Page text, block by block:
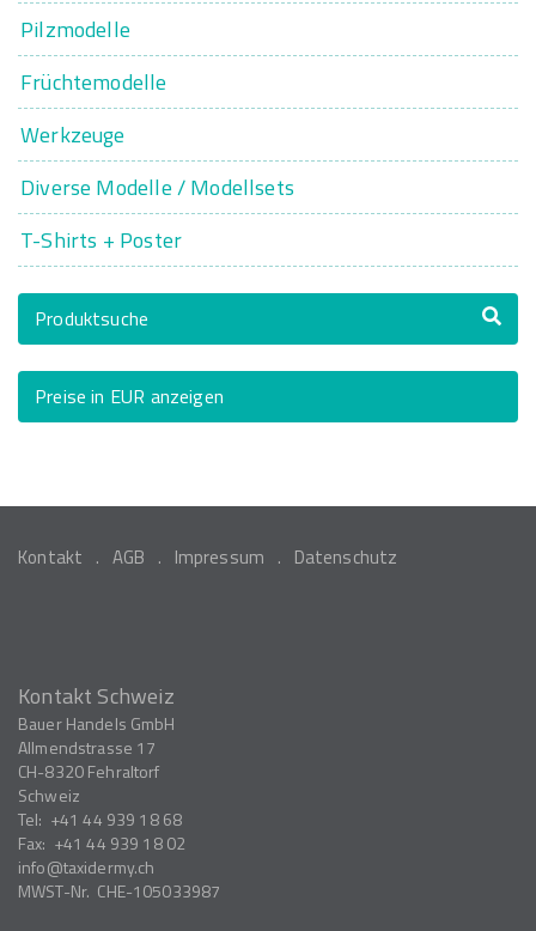
Pilzmodelle
Früchtemodelle
Werkzeuge
Diverse Modelle / Modellsets
T-Shirts + Poster
Produktsuche
Preise in EUR anzeigen
Kontakt AGB Impressum Datenschutz
Kontakt Schweiz
Bauer Handels GmbH
Allmendstrasse 17
CH-8320Fehraltorf
Schweiz
Tel: +41 44 939 18 68
Fax: +41 44 939 18 02
info
taxidermy.ch
MWST-Nr. CHE-105033987